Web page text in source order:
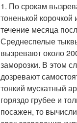
1. По срокам
тоненькой
течение месяца
Среднеспелые
вызревают около
заморозки. В этом
дозревают
тонкий мускатный
горяздо грубее и
посажен, то